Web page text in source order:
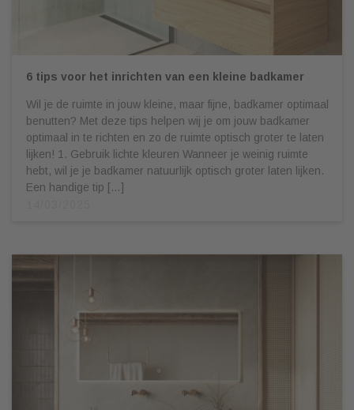
6 tips voor het inrichten van een kleine badkamer
Wil je de ruimte in jouw kleine, maar fijne, badkamer optimaal
benutten? Met deze tips helpen wij je om jouw badkamer
optimaal in te richten en zo de ruimte optisch groter te laten
lijken! 1. Gebruik lichte kleuren Wanneer je weinig ruimte
hebt, wil je je badkamer natuurlijk optisch groter laten lijken.
Een handige tip […]